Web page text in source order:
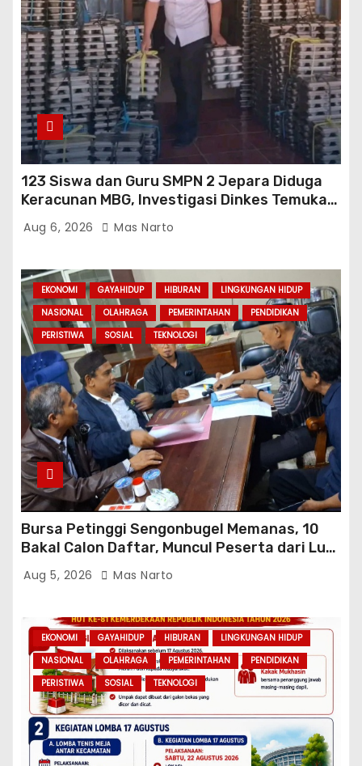
123 Siswa dan Guru SMPN 2 Jepara Diduga
Keracunan MBG, Investigasi Dinkes Temukan
Sejumlah Pelanggaran di Dapur SPPG
Aug 6, 2026 Mas Narto
EKONOMI GAYAHIDUP HIBURAN
LINGKUNGAN HIDUP
NASIONAL
OLAHRAGA PEMERINTAHAN
PENDIDIKAN
PERISTIWA
SOSIAL TEKNOLOGI
Bursa Petinggi Sengonbugel Memanas, 10
Bakal Calon Daftar, Muncul Peserta dari Luar
Desa hingga Jakarta
Aug 5, 2026 Mas Narto
EKONOMI GAYAHIDUP HIBURAN
LINGKUNGAN HIDUP
NASIONAL
OLAHRAGA PEMERINTAHAN
PENDIDIKAN
PERISTIWA
SOSIAL TEKNOLOGI